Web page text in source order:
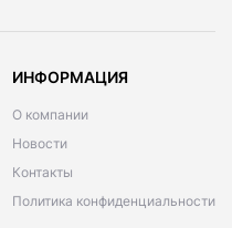
ИНФОРМАЦИЯ
О компании
Новости
Контакты
Политика конфиденциальности